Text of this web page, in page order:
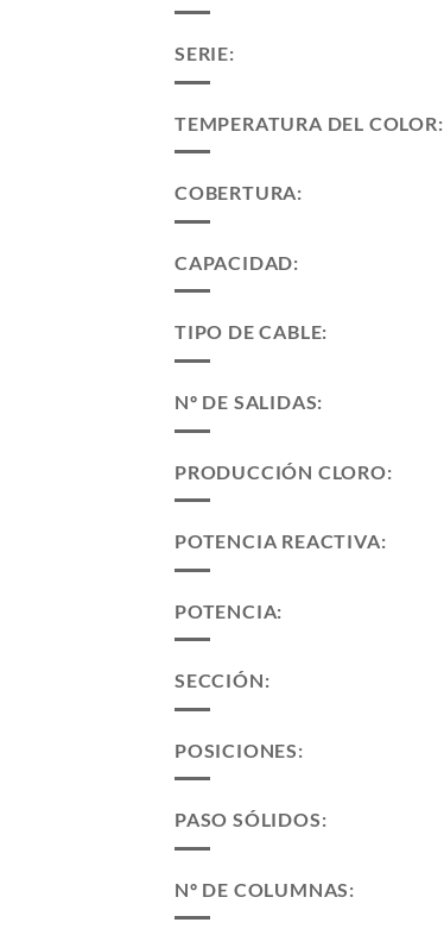
SERIE:
TEMPERATURA DEL COLOR:
COBERTURA:
CAPACIDAD:
TIPO DE CABLE:
Nº DE SALIDAS:
PRODUCCIÓN CLORO:
POTENCIA REACTIVA:
POTENCIA:
SECCIÓN:
POSICIONES:
PASO SÓLIDOS:
Nº DE COLUMNAS: